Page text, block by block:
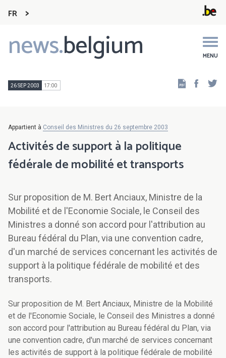
FR
news.belgium MENU
Main
navigation
26 SEP 2003 17:00
Appartient à Conseil des Ministres du 26 septembre 2003
Activités de support à la politique
fédérale de mobilité et transports
Sur proposition de M. Bert Anciaux, Ministre de la
Mobilité et de l'Economie Sociale, le Conseil des
Ministres a donné son accord pour l'attribution au
Bureau fédéral du Plan, via une convention cadre,
d'un marché de services concernant les activités de
support à la politique fédérale de mobilité et des
transports.
Sur proposition de M. Bert Anciaux, Ministre de la Mobilité
et de l'Economie Sociale, le Conseil des Ministres a donné
son accord pour l'attribution au Bureau fédéral du Plan, via
une convention cadre, d'un marché de services concernant
les activités de support à la politique fédérale de mobilité